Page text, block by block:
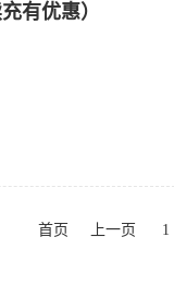
有优惠）
首页 上一页 1